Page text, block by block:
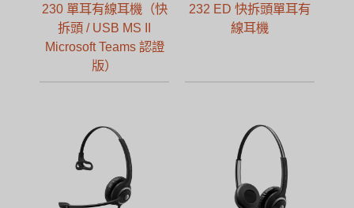
230 單耳有線耳機（快
拆頭 / USB MS II
Microsoft Teams 認證
版）
232 ED 快拆頭單耳有
線耳機